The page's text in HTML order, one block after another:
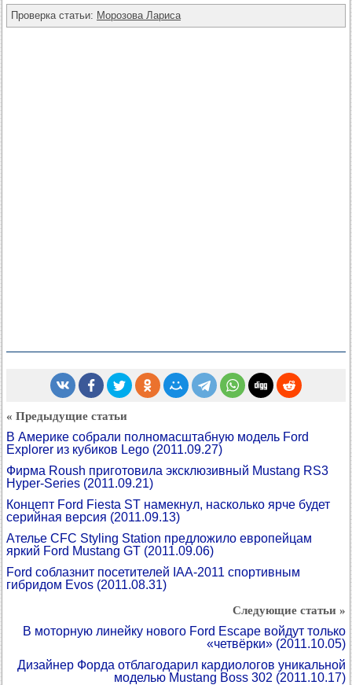
Проверка статьи: Морозова Лариса
« Предыдущие статьи
В Америке собрали полномасштабную модель Ford
Explorer из кубиков Lego (2011.09.27)
Фирма Roush приготовила эксклюзивный Mustang RS3
Hyper-Series (2011.09.21)
Концепт Ford Fiesta ST намекнул, насколько ярче будет
серийная версия (2011.09.13)
Ателье CFC Styling Station предложило европейцам
яркий Ford Mustang GT (2011.09.06)
Ford соблазнит посетителей IAA-2011 спортивным
гибридом Evos (2011.08.31)
Следующие статьи »
В моторную линейку нового Ford Escape войдут только
«четвёрки» (2011.10.05)
Дизайнер Форда отблагодарил кардиологов уникальной
моделью Mustang Boss 302 (2011.10.17)